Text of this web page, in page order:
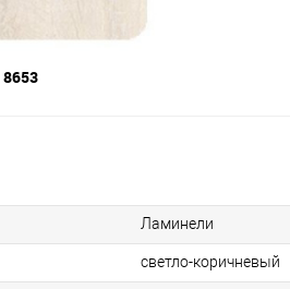
8653
Ламинели
светло-коричневый